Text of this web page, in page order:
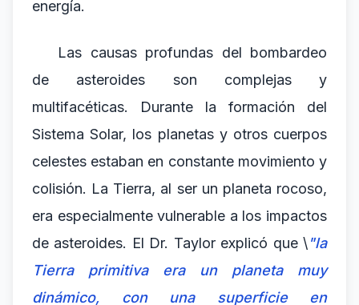
energía.
Las causas profundas del bombardeo
de asteroides son complejas y
multifacéticas. Durante la formación del
Sistema Solar, los planetas y otros cuerpos
celestes estaban en constante movimiento y
colisión. La Tierra, al ser un planeta rocoso,
era especialmente vulnerable a los impactos
de asteroides. El Dr. Taylor explicó que \"la
Tierra primitiva era un planeta muy
dinámico, con una superficie en